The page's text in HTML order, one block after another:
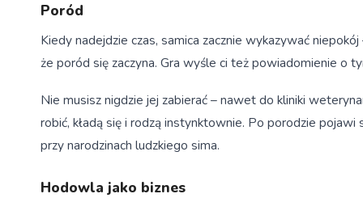
Poród
Kiedy nadejdzie czas, samica zacznie wykazywać
że poród się zaczyna. Gra wyśle ci też powiadomienie o
Nie musisz nigdzie jej zabierać – nawet do kliniki
robić, kładą się i rodzą instynktownie. Po porodzie
przy narodzinach ludzkiego sima.
Hodowla jako biznes